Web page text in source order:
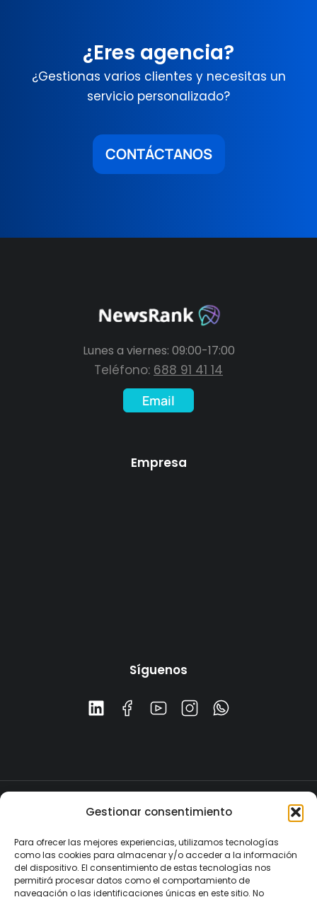
Gestionar consentimiento
Para ofrecer las mejores experiencias, utilizamos tecnologías
como las cookies para almacenar y/o acceder a la información
del dispositivo. El consentimiento de estas tecnologías nos
permitirá procesar datos como el comportamiento de
navegación o las identificaciones únicas en este sitio. No
¿Eres agencia?
¿Gestionas varios clientes y necesitas un
servicio personalizado?
CONTÁCTANOS
Lunes a viernes: 09:00-17:00
Teléfono: 688 91 41 14
Email
Empresa
Síguenos
© 2025 Newsrank.pro. All Rights Reserved.
Política de privacidad
Política de cookies